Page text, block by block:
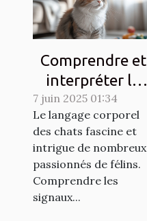
Comprendre et
interpréter le
langage corporel
des chats
7 juin 2025 01:34
Le langage corporel
des chats fascine et
intrigue de nombreux
passionnés de félins.
Comprendre les
signaux...